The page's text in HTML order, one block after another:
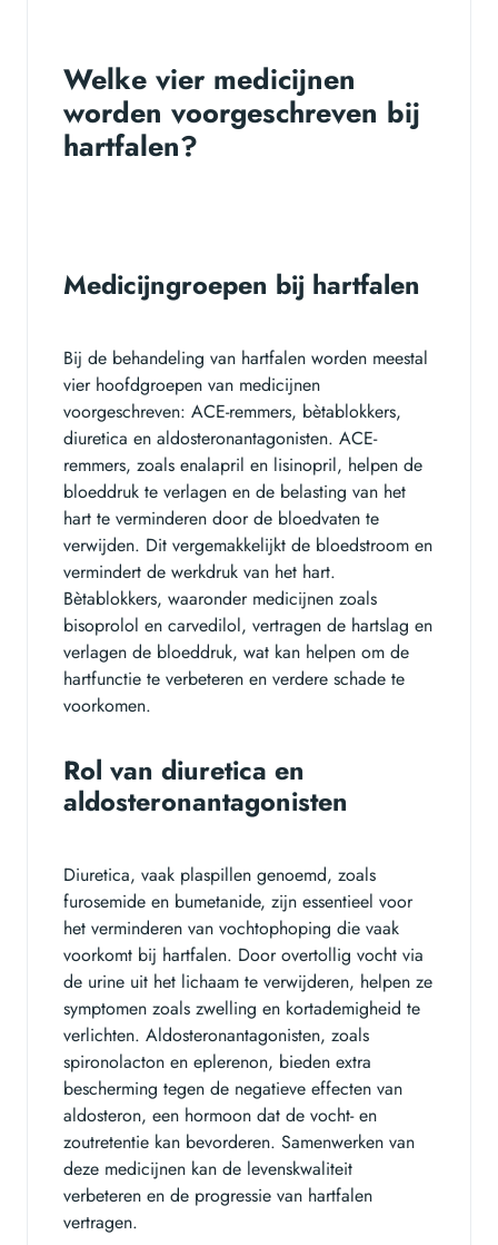
Welke vier medicijnen
worden voorgeschreven bij
hartfalen?
Medicijngroepen bij hartfalen
Bij de behandeling van hartfalen worden meestal
vier hoofdgroepen van medicijnen
voorgeschreven: ACE-remmers, bètablokkers,
diuretica en aldosteronantagonisten. ACE-
remmers, zoals enalapril en lisinopril, helpen de
bloeddruk te verlagen en de belasting van het
hart te verminderen door de bloedvaten te
verwijden. Dit vergemakkelijkt de bloedstroom en
vermindert de werkdruk van het hart.
Bètablokkers, waaronder medicijnen zoals
bisoprolol en carvedilol, vertragen de hartslag en
verlagen de bloeddruk, wat kan helpen om de
hartfunctie te verbeteren en verdere schade te
voorkomen.
Rol van diuretica en
aldosteronantagonisten
Diuretica, vaak plaspillen genoemd, zoals
furosemide en bumetanide, zijn essentieel voor
het verminderen van vochtophoping die vaak
voorkomt bij hartfalen. Door overtollig vocht via
de urine uit het lichaam te verwijderen, helpen ze
symptomen zoals zwelling en kortademigheid te
verlichten. Aldosteronantagonisten, zoals
spironolacton en eplerenon, bieden extra
bescherming tegen de negatieve effecten van
aldosteron, een hormoon dat de vocht- en
zoutretentie kan bevorderen. Samenwerken van
deze medicijnen kan de levenskwaliteit
verbeteren en de progressie van hartfalen
vertragen.